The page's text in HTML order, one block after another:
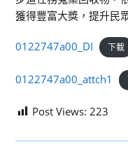
獲得豐富大獎，提升民
0122747a00_DI 下載
0122747a00_attch1
Post Views: 223